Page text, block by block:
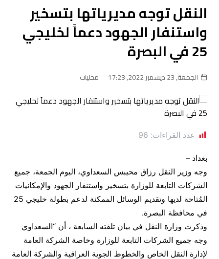
النقل توجه مديرياتها بتسخير
واستنفار الجهود دعماً لخليجي
25 في البصرة
الجمعة, 23 ديسمبر 2022, 17:23 محليات
عدد القراءات: 96
بغداد –
وجه وزير النقل رزاق محيبس السعداوي، اليوم الجمعة، جميع
الشركات التابعة للوزارة بتسخير واستنفار الجهود والإمكانيات
المُتاحة لديها وتقديم الوسائل الممكنة لدعم بطولة خليجي 25
في محافظة البصرة.
وذكرت وزارة النقل في بيان تلقته السابعة ، أن “السعداوي
وجه جميع الشركات التابعة للوزارة وخاصة الشركة العامة
لإدارة النقل الخاص والخطوط الجوية العراقية والشركة العامة